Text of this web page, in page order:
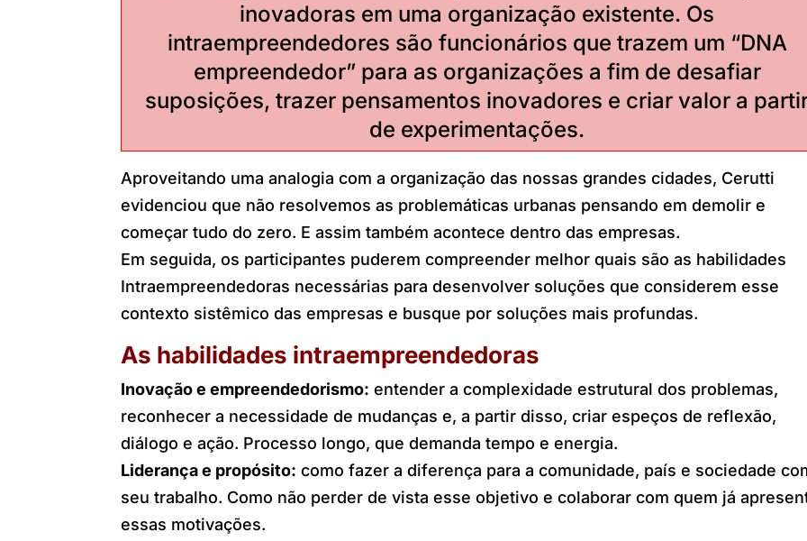
inovadoras em uma organização existente. Os
intraempreendedores são funcionários que trazem um “DNA
empreendedor” para as organizações a fim de desafiar
suposições, trazer pensamentos inovadores e criar valor a
de experimentações.
Aproveitando uma analogia com a organização das nossas grandes cidades, Cerutti
evidenciou que não resolvemos as problemáticas urbanas pensando em demolir e
começar tudo do zero. E assim também acontece dentro das empresas.
Em seguida, os participantes puderem compreender melhor quais são as habilidades
Intraempreendedoras necessárias para desenvolver soluções que considerem esse
contexto sistêmico das empresas e busque por soluções mais profundas.
As habilidades intraempreendedoras
Inovação e empreendedorismo: entender a complexidade estrutural dos problemas,
reconhecer a necessidade de mudanças e, a partir disso, criar espeços de reflexão,
diálogo e ação. Processo longo, que demanda tempo e energia.
Liderança e propósito: como fazer a diferença para a comunidade, país e sociedade
seu trabalho. Como não perder de vista esse objetivo e colaborar com quem já
essas motivações.